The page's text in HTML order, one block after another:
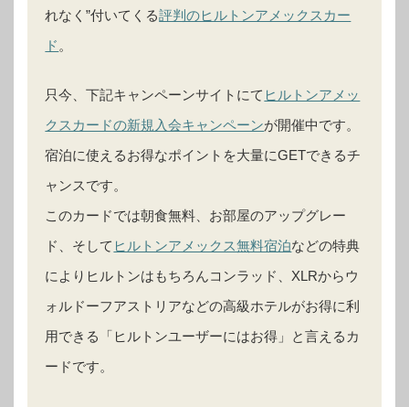
れなく”付いてくる評判のヒルトンアメックスカー
ド 。
只今、下記キャンペーンサイトにて ヒルトンアメッ
クスカードの新規入会キャンペーンが開催中です。
宿泊に使えるお得なポイントを大量にGETできるチ
ャンスです。
このカードでは朝食無料、お部屋のアップグレー
ド、そして ヒルトンアメックス無料宿泊などの特典
によりヒルトンはもちろんコンラッド、XLRからウ
ォルドーフアストリアなどの高級ホテルがお得に利
用できる「ヒルトンユーザーにはお得」と言えるカ
ードです。